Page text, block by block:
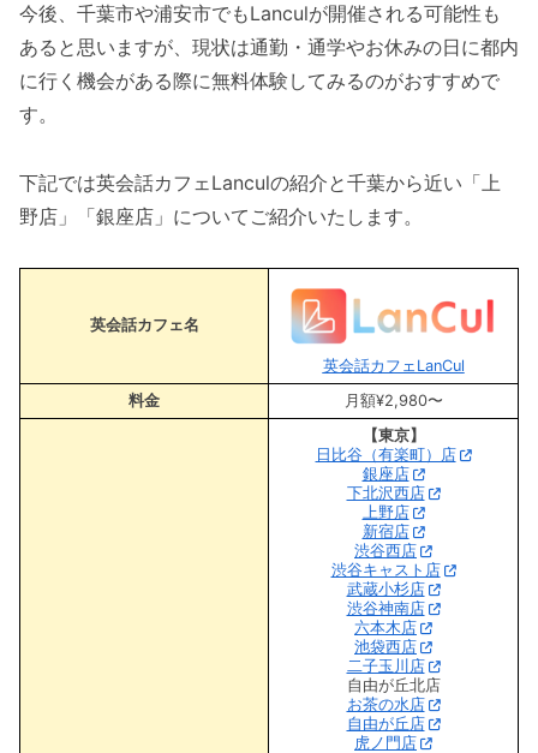
今後、千葉市や浦安市でもLanculが開催される可能性も
あると思いますが、現状は通勤・通学やお休みの日に都内
に行く機会がある際に無料体験してみるのがおすすめで
す。
下記では英会話カフェLanculの紹介と千葉から近い「上
野店」「銀座店」についてご紹介いたします。
英会話カフェ名
英会話カフェLanCul
料金
月額¥2,980〜
【東京】
日比谷（有楽町）店
銀座店
下北沢西店
上野店
新宿店
渋谷西店
渋谷キャスト店
武蔵小杉店
渋谷神南店
六本木店
池袋西店
二子玉川店
自由が丘北店
お茶の水店
自由が丘店
虎ノ門店